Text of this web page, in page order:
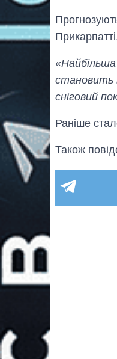
«Найбільша
становить
сніговий
Раніше
Також